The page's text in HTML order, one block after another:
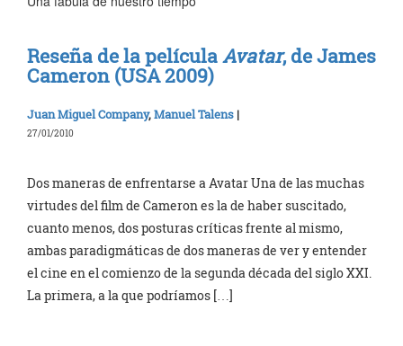
Reseña de la películaAvatar, de James
Cameron (USA 2009)
Juan Miguel Company,Manuel Talens |
27/01/2010
Dos maneras de enfrentarse a Avatar Una de las muchas
virtudes del film de Cameron es la de haber suscitado,
cuanto menos, dos posturas críticas frente al mismo,
ambas paradigmáticas de dos maneras de ver y entender
el cine en el comienzo de la segunda década del siglo XXI.
La primera, a la que podríamos […]